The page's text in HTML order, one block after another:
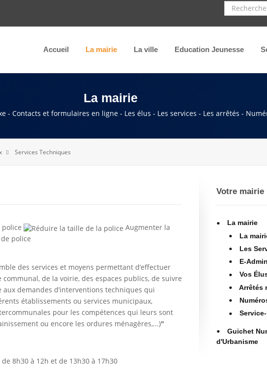
Recherche
Accueil La mairie La ville Education Jeunesse
La mairie
- Contacts et formulaires en ligne - Les élus - Les services - Les arrêtés -
Services Techniques
Augmenter la
des services et moyens permettant d’effectuer
de la voirie, des espaces publics, de suivre
demandes d’interventions techniques qui
établissements ou services municipaux,
pour les compétences qui leurs sont
ou encore les ordures ménagères,...)"
8h30 à 12h et de 13h30 à 17h30
Votre mairie
La mairie
La
Les
E-
Vos
Arrêtés
Guichet
d'Urbanisme